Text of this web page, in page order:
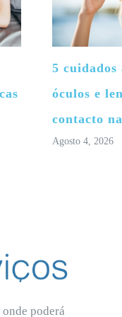
5 cuidados
óculos e
contacto
Agosto 4, 2026
onde poderá